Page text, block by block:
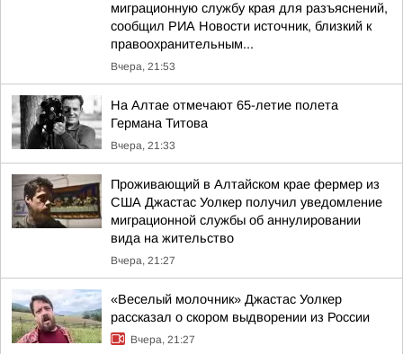
миграционную службу края для разъяснений,
сообщил РИА Новости источник, близкий к
правоохранительным...
Вчера, 21:53
На Алтае отмечают 65-летие полета
Германа Титова
Вчера, 21:33
Проживающий в Алтайском крае фермер из
США Джастас Уолкер получил уведомление
миграционной службы об аннулировании
вида на жительство
Вчера, 21:27
«Веселый молочник» Джастас Уолкер
рассказал о скором выдворении из России
Вчера, 21:27